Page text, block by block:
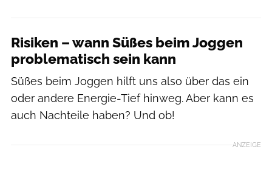
Risiken – wann Süßes beim Joggen
problematisch sein kann
Süßes beim Joggen hilft uns also über das ein
oder andere Energie-Tief hinweg. Aber kann es
auch Nachteile haben? Und ob!
ANZEIGE